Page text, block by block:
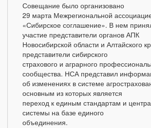
Совещание было организовано
29 марта Межрегиональной
«Сибирское соглашение». В нем
участие представители органов АПК
Новосибирской области и Алтайского
представители сибирского
страхового и аграрного
сообщества. НСА представил
об изменениях в системе
основным из которых является
переход к единым стандартам и
системы на базе единого
объединения.